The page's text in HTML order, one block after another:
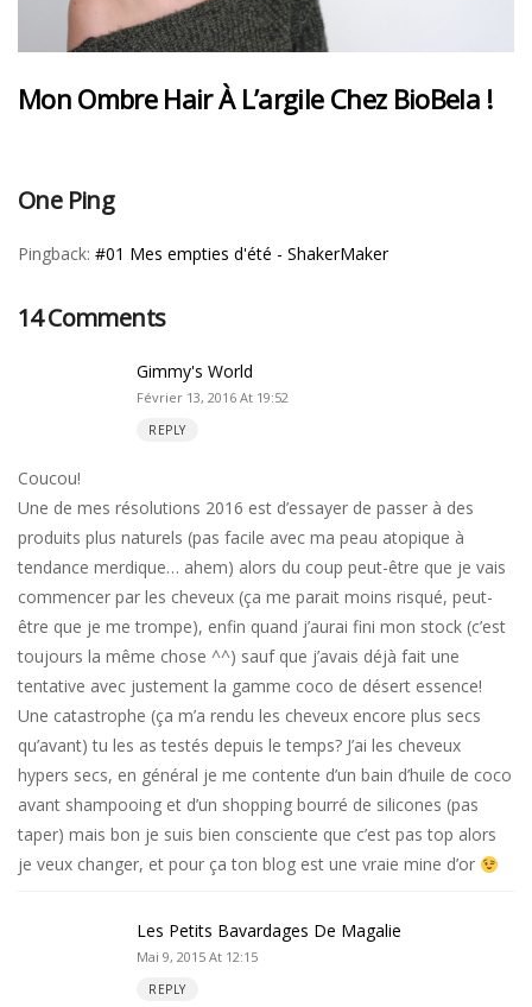
Mon Ombre Hair À L’argile Chez BioBela !
One Ping
Pingback: #01 Mes empties d'été - ShakerMaker
14 Comments
Gimmy's World
Février 13, 2016 At 19:52
REPLY
Coucou!
Une de mes résolutions 2016 est d’essayer de passer à des
produits plus naturels (pas facile avec ma peau atopique à
tendance merdique… ahem) alors du coup peut-être que je vais
commencer par les cheveux (ça me parait moins risqué, peut-
être que je me trompe), enfin quand j’aurai fini mon stock (c’est
toujours la même chose ^^) sauf que j’avais déjà fait une
tentative avec justement la gamme coco de désert essence!
Une catastrophe (ça m’a rendu les cheveux encore plus secs
qu’avant) tu les as testés depuis le temps? J’ai les cheveux
hypers secs, en général je me contente d’un bain d’huile de coco
avant shampooing et d’un shopping bourré de silicones (pas
taper) mais bon je suis bien consciente que c’est pas top alors
je veux changer, et pour ça ton blog est une vraie mine d’or
Les Petits Bavardages De Magalie
Mai 9, 2015 At 12:15
REPLY